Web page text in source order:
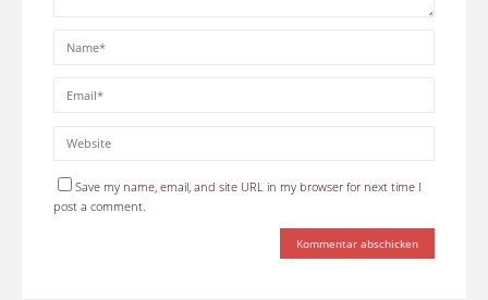
Save my name, email, and site URL in my browser for next time I
post a comment.